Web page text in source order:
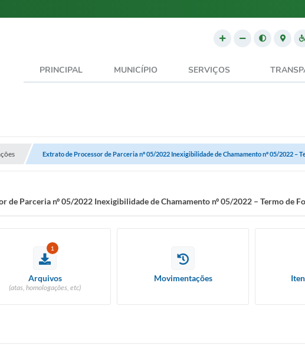
PRINCIPAL MUNICÍPIO SERVIÇOS
Extrato de Processor de Parceria nº 05/2022 Inexigibilidade de Chamamento nº 05/2022 –
de Parceria nº 05/2022 Inexigibilidade de Chamamento nº 05/2022 – Termo de
1
Arquivos
(atas, homologações, etc)
Movimentações